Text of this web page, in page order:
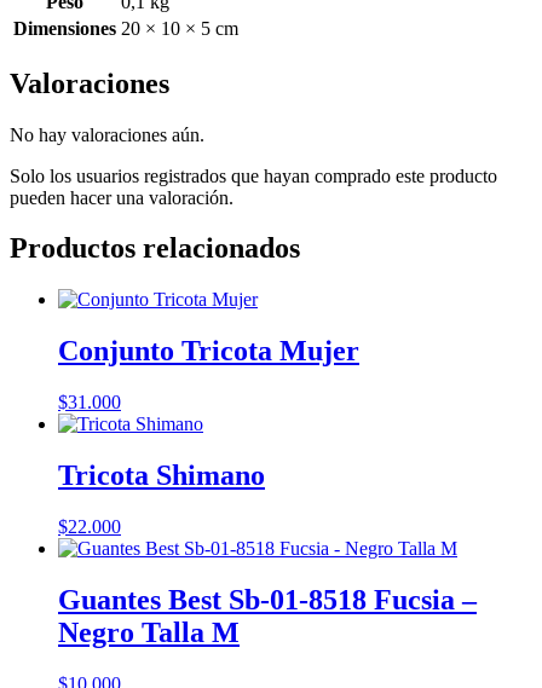
Dimensiones 20 × 10 × 5 cm
Valoraciones
No hay valoraciones aún.
Solo los usuarios registrados que hayan comprado este producto
pueden hacer una valoración.
Productos relacionados
Conjunto Tricota Mujer
$31.000
Tricota Shimano
$22.000
Guantes Best Sb-01-8518 Fucsia –
Negro Talla M
$10.000